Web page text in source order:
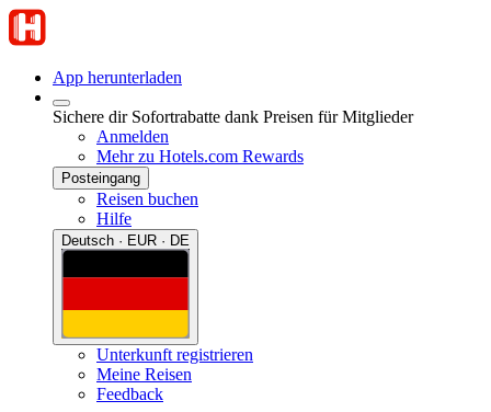
App herunterladen
Sichere dir Sofortrabatte dank Preisen für Mitglieder
Anmelden
Mehr zu Hotels.com Rewards
Posteingang
Reisen buchen
Hilfe
Deutsch · EUR · DE
Unterkunft registrieren
Meine Reisen
Feedback